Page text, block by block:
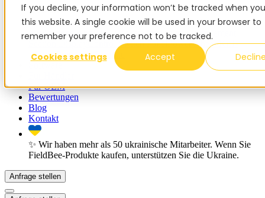
If you decline, your information won’t be tracked when
this website. A single cookie will be used in your browser to
remember your preference not to be tracked.
Cookies settings
Accept
Add-ons
Navigations-AppRTK BasisstationTablet-KitImplement
Section Display
Control Switch PanelPowerWheel-Kit1-
jährige Premium-Garantie
Für OEM
Bewertungen
Blog
Kontakt
✨ Wir haben mehr als 50 ukrainische Mitarbeiter. Wenn Sie
FieldBee-Produkte kaufen, unterstützen Sie die Ukraine.
Anfrage stellen